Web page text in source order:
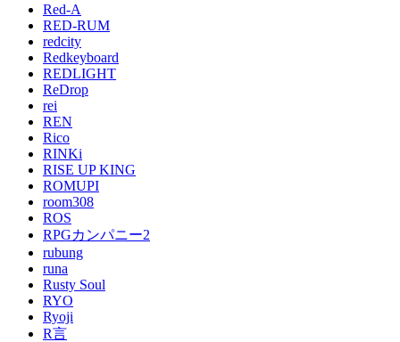
Red-A
RED-RUM
redcity
Redkeyboard
REDLIGHT
ReDrop
rei
REN
Rico
RINKi
RISE UP KING
ROMUPI
room308
ROS
RPGカンパニー2
rubung
runa
Rusty Soul
RYO
Ryoji
R言